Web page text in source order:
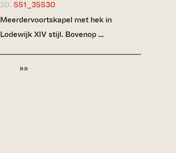
20. 551_35530
Meerdervoortskapel met hek in
Lodewijk XIV stijl. Bovenop …
»»